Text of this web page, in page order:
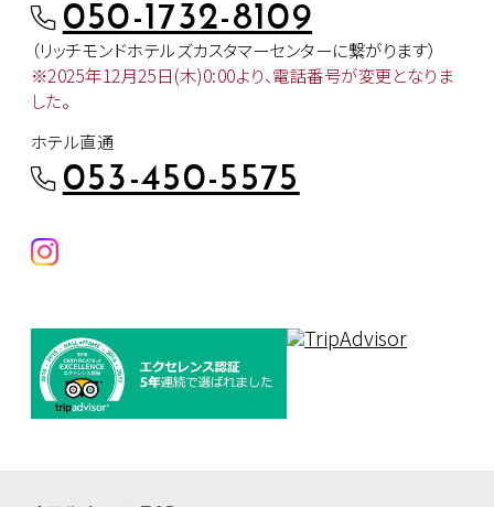
050-1732-8109
（リッチモンドホテルズカスタマーセンターに繋がります）
※2025年12月25日(木)0:00より、電話番号が変更となりま
した。
ホテル直通
053-450-5575